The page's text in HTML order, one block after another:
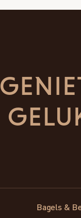
Bagels &